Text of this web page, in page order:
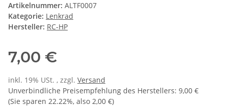
Artikelnummer: ALTF0007
Kategorie: Lenkrad
Hersteller: RC-HP
7,00 €
inkl. 19% USt. , zzgl. Versand
Unverbindliche Preisempfehlung des Herstellers: 9,00 €
(Sie sparen 22.22%, also 2,00 €)